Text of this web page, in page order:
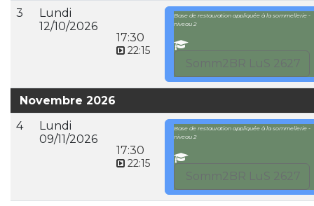
3
Lundi
12/10/2026
17:30
22:15
Base de restauration appliquée à la sommellerie -
niveau 2
Somm2BR LuS 2627
Novembre 2026
4
Lundi
09/11/2026
17:30
22:15
Base de restauration appliquée à la sommellerie -
niveau 2
Somm2BR LuS 2627